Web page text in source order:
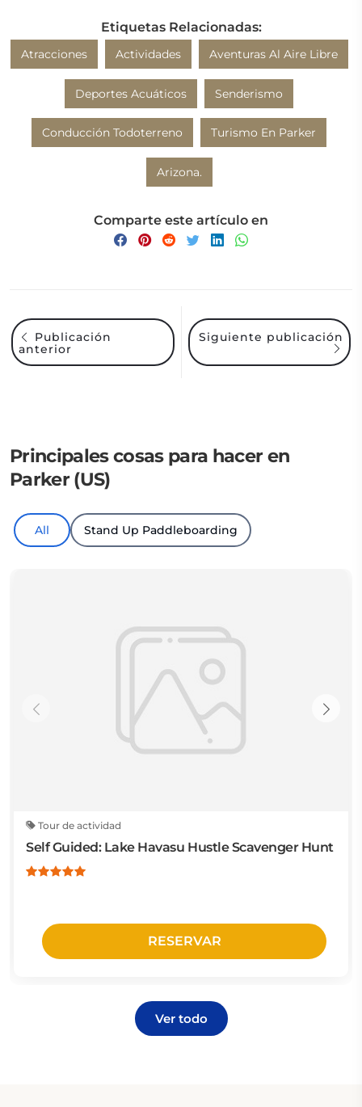
Etiquetas Relacionadas:
Atracciones Actividades Aventuras Al Aire Libre
Deportes Acuáticos Senderismo
Conducción Todoterreno Turismo En Parker
Arizona.
Comparte este artículo en
Siguiente publicación
Publicación
anterior
Principales cosas para hacer en
Parker (US)
All Stand Up Paddleboarding
Tour de actividad
Self Guided: Lake Havasu Hustle Scavenger Hunt
RESERVAR
Ver todo